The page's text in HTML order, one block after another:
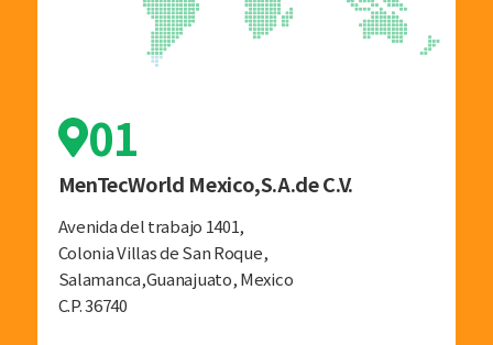
01
MenTecWorld Mexico,S.A.de C.V.
Avenida del trabajo 1401,
Colonia Villas de San Roque,
Salamanca,Guanajuato, Mexico
C.P. 36740